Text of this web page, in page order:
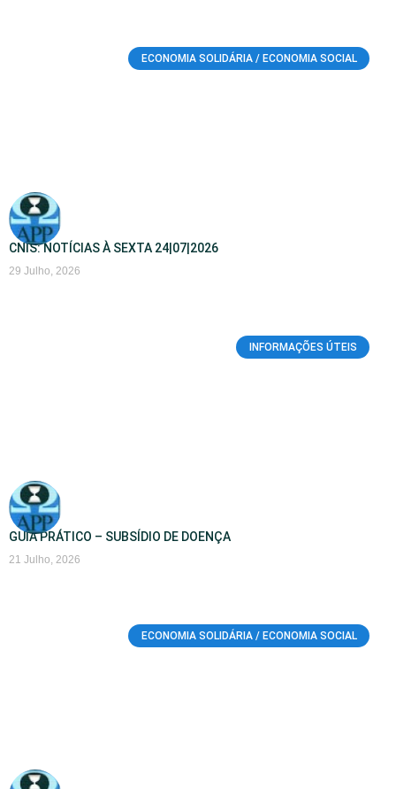
ECONOMIA SOLIDÁRIA / ECONOMIA SOCIAL
CNIS: NOTÍCIAS À SEXTA 24|07|2026
29 Julho, 2026
INFORMAÇÕES ÚTEIS
GUIA PRÁTICO – SUBSÍDIO DE DOENÇA
21 Julho, 2026
ECONOMIA SOLIDÁRIA / ECONOMIA SOCIAL